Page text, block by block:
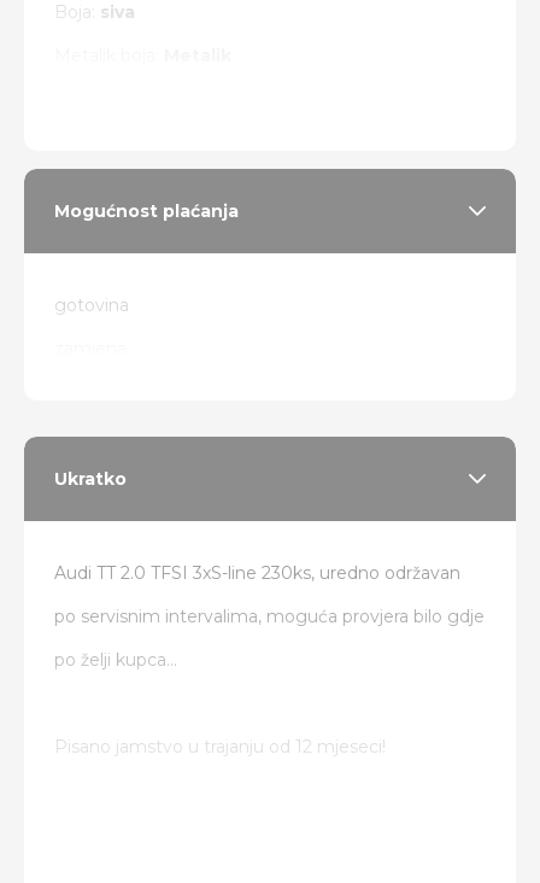
Boja: siva
Mogućnost plaćanja
gotovina
Ukratko
Audi TT 2.0 TFSI 3xS-line 230ks, uredno održavan
po servisnim intervalima, moguća provjera bilo gdje
po želji kupca...
Pisano jamstvo u trajanju od 12 mjeseci!